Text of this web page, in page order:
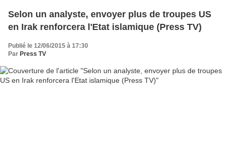
Selon un analyste, envoyer plus de troupes US
en Irak renforcera l'Etat islamique (Press TV)
Publié le 12/06/2015 à 17:30
Par Press TV